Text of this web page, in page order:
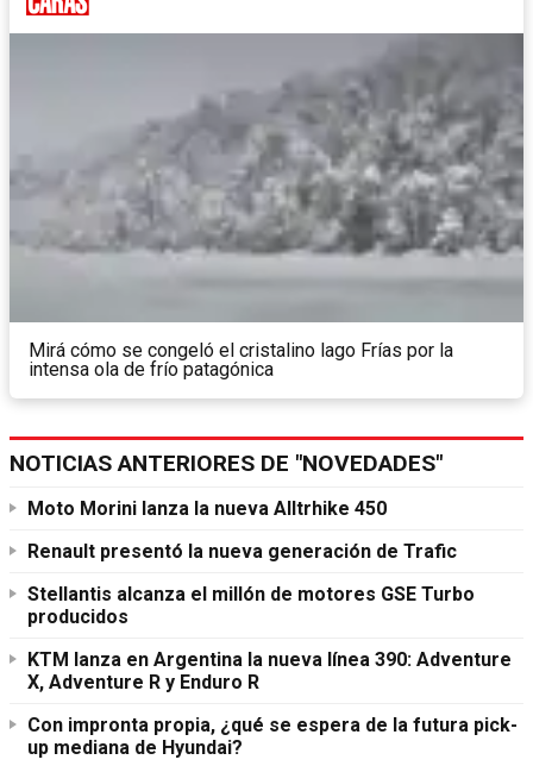
Mirá cómo se congeló el cristalino lago Frías por la
intensa ola de frío patagónica
NOTICIAS ANTERIORES DE "NOVEDADES"
Moto Morini lanza la nueva Alltrhike 450
Renault presentó la nueva generación de Trafic
Stellantis alcanza el millón de motores GSE Turbo
producidos
KTM lanza en Argentina la nueva línea 390: Adventure
X, Adventure R y Enduro R
Con impronta propia, ¿qué se espera de la futura pick-
up mediana de Hyundai?